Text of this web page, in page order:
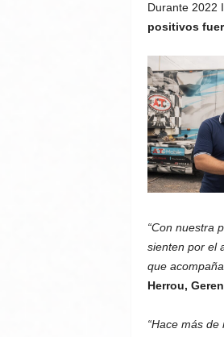
Durante 2022
positivos
“Con nuestra
sienten por el
que
Herrou,
“Hace más